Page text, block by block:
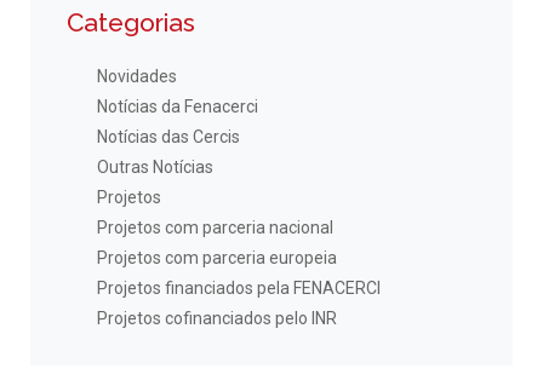
Categorias
Novidades
Notícias da Fenacerci
Notícias das Cercis
Outras Notícias
Projetos
Projetos com parceria nacional
Projetos com parceria europeia
Projetos financiados pela FENACERCI
Projetos cofinanciados pelo INR